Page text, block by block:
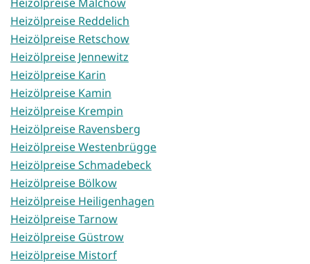
Heizölpreise Reddelich
Heizölpreise Retschow
Heizölpreise Jennewitz
Heizölpreise Karin
Heizölpreise Kamin
Heizölpreise Krempin
Heizölpreise Ravensberg
Heizölpreise Westenbrügge
Heizölpreise Schmadebeck
Heizölpreise Bölkow
Heizölpreise Heiligenhagen
Heizölpreise Tarnow
Heizölpreise Güstrow
Heizölpreise Mistorf